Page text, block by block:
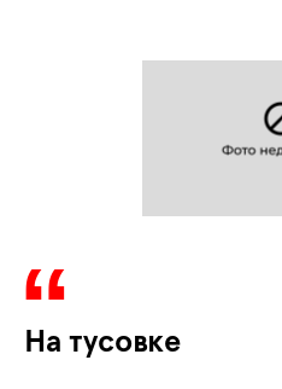
На тусовке